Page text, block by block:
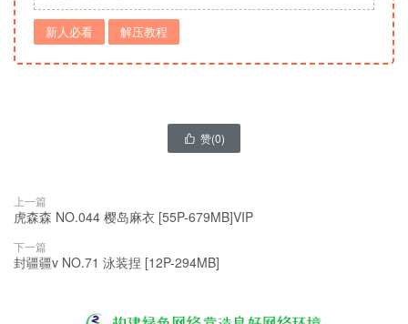
新人必看 解压教程
 赞(0)
上一篇
虎森森 NO.044 樱岛麻衣 [55P-679MB]VIP
下一篇
封疆疆v NO.71 泳装捏 [12P-294MB]